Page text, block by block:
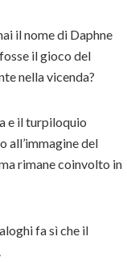
il nome di Daphne
il gioco del
nella vicenda?
e il turpiloquio
all’immagine del
rimane coinvolto in
fa sì che il